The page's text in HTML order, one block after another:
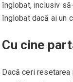
înglobat, inclusiv
înglobat dacă ai un
Cu cine
Dacă ceri